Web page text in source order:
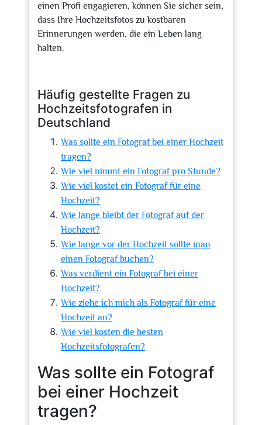
einen Profi engagieren, können Sie sicher sein,
dass Ihre Hochzeitsfotos zu kostbaren
Erinnerungen werden, die ein Leben lang
halten.
Häufig gestellte Fragen zu
Hochzeitsfotografen in
Deutschland
Was sollte ein Fotograf bei einer Hochzeit
tragen?
Wie viel nimmt ein Fotograf pro Stunde?
Wie viel kostet ein Fotograf für eine
Hochzeit?
Wie lange bleibt der Fotograf auf der
Hochzeit?
Wie lange vor der Hochzeit sollte man
einen Fotograf buchen?
Was verdient ein Fotograf bei einer
Hochzeit?
Wie ziehe ich mich als Fotograf für eine
Hochzeit an?
Wie viel kosten die besten
Hochzeitsfotografen?
Was sollte ein Fotograf
bei einer Hochzeit
tragen?